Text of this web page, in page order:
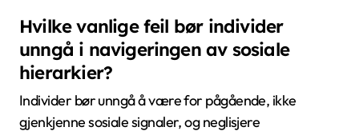
hierarkier?
For å forbedre forståelsen av sosiale hierarkier,
fokuser på klar kommunikasjon, aktiv lytting, og å
fremme inkludering. Disse praksisene hjelper
individer med å navigere i maktdynamikker effektivt.